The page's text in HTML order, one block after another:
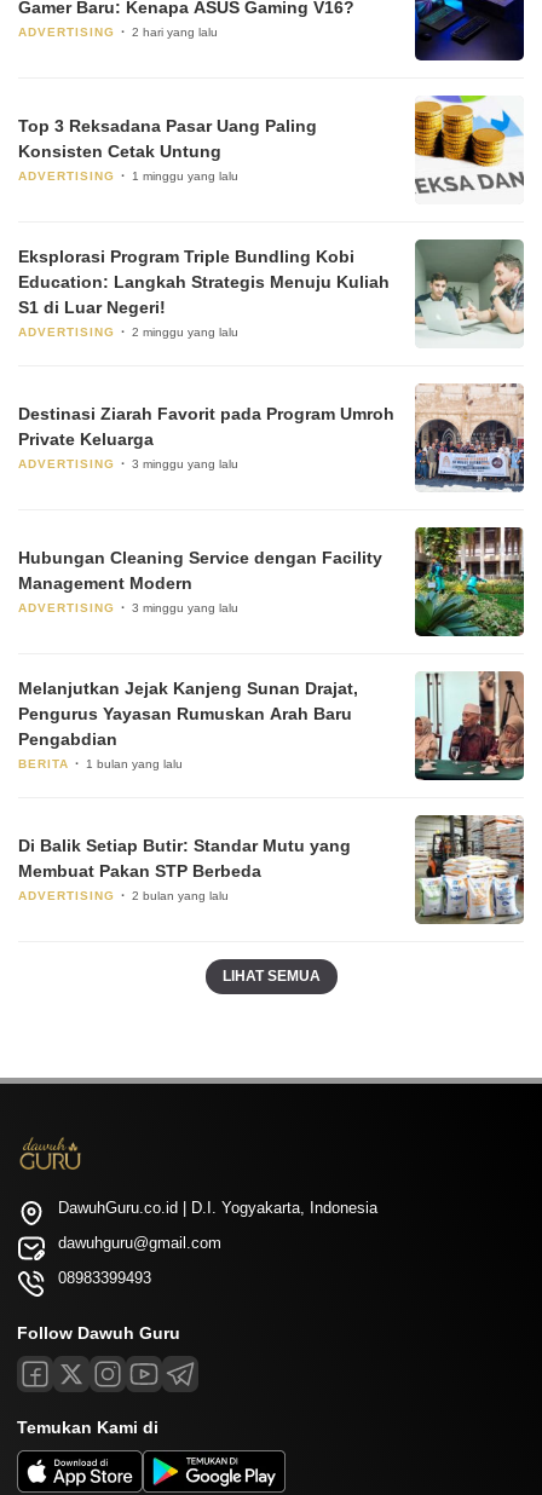
Gamer Baru: Kenapa ASUS Gaming V16?
ADVERTISING 2 hari yang lalu
Top 3 Reksadana Pasar Uang Paling
Konsisten Cetak Untung
ADVERTISING 1 minggu yang lalu
Eksplorasi Program Triple Bundling Kobi
Education: Langkah Strategis Menuju Kuliah
S1 di Luar Negeri!
ADVERTISING 2 minggu yang lalu
Destinasi Ziarah Favorit pada Program Umroh
Private Keluarga
ADVERTISING 3 minggu yang lalu
Hubungan Cleaning Service dengan Facility
Management Modern
ADVERTISING 3 minggu yang lalu
Melanjutkan Jejak Kanjeng Sunan Drajat,
Pengurus Yayasan Rumuskan Arah Baru
Pengabdian
BERITA 1 bulan yang lalu
Di Balik Setiap Butir: Standar Mutu yang
Membuat Pakan STP Berbeda
ADVERTISING 2 bulan yang lalu
LIHAT SEMUA
DawuhGuru.co.id | D.I. Yogyakarta, Indonesia
dawuhguru@gmail.com
08983399493
Follow Dawuh Guru
Temukan Kami di